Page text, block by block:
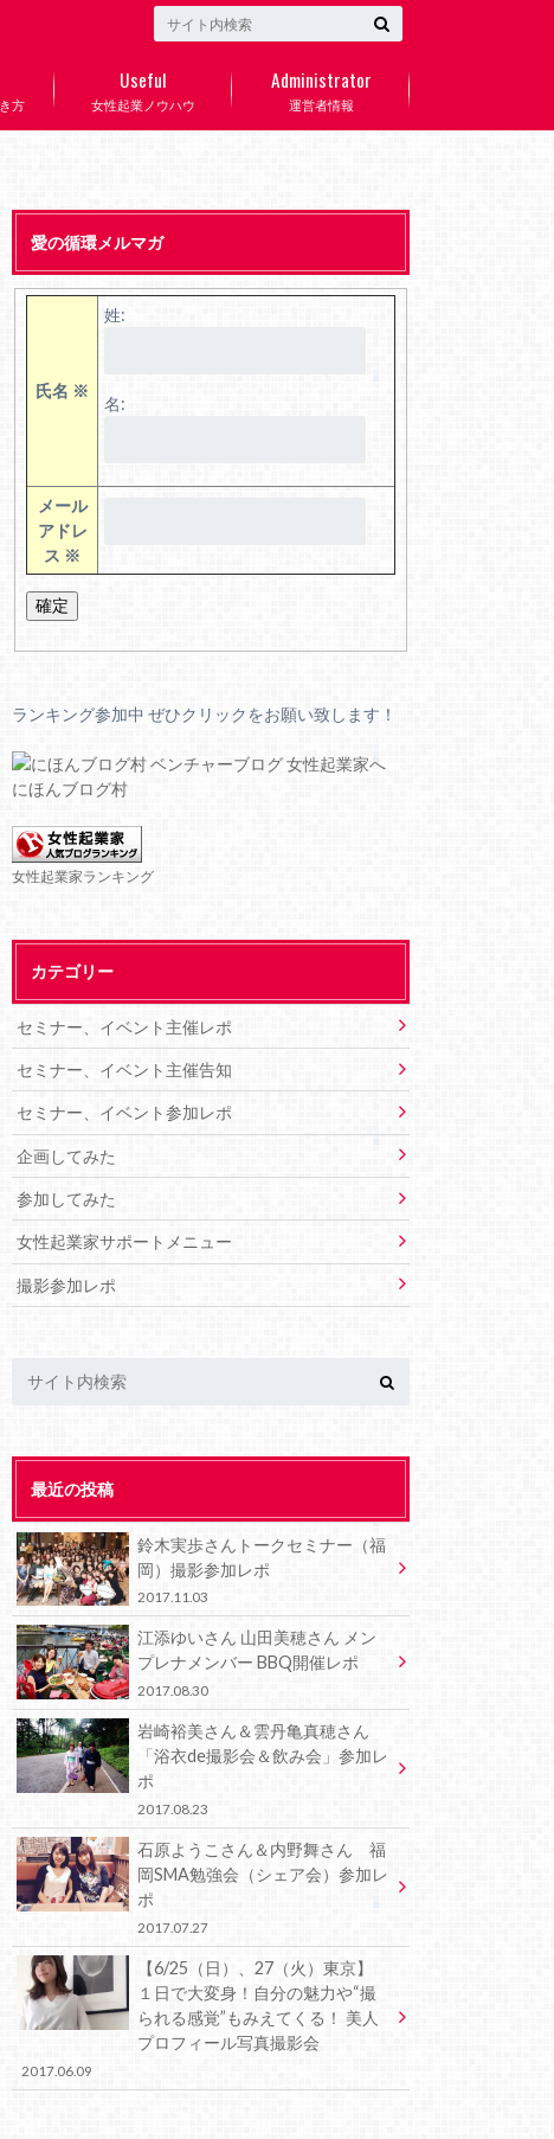
方 女性起業ノウハウ
Useful
運営者情報
Administrator
愛の循環メルマガ
氏名 ※
姓:
名:
メール
アドレ
ス ※
ランキング参加中 ぜひクリックをお願い致します！
にほんブログ村
女性起業家ランキング
カテゴリー
セミナー、イベント主催レポ
セミナー、イベント主催告知
セミナー、イベント参加レポ
企画してみた
参加してみた
女性起業家サポートメニュー
撮影参加レポ
最近の投稿
鈴木実歩さんトークセミナー（福
岡）撮影参加レポ
2017.11.03
江添ゆいさん 山田美穂さん メン
プレナメンバー BBQ開催レポ
2017.08.30
岩崎裕美さん＆雲丹亀真穂さん
「浴衣de撮影会＆飲み会」参加レ
ポ
2017.08.23
石原ようこさん＆内野舞さん 福
岡SMA勉強会（シェア会）参加レ
ポ
2017.07.27
【6/25（日）、27（火）東京】
１日で大変身！自分の魅力や“撮
られる感覚”もみえてくる！ 美人
プロフィール写真撮影会
2017.06.09